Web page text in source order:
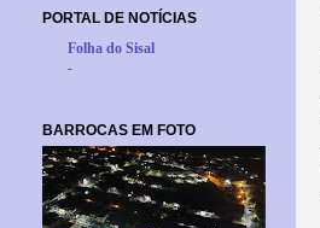
PORTAL DE NOTÍCIAS
Folha do Sisal
-
BARROCAS EM FOTO